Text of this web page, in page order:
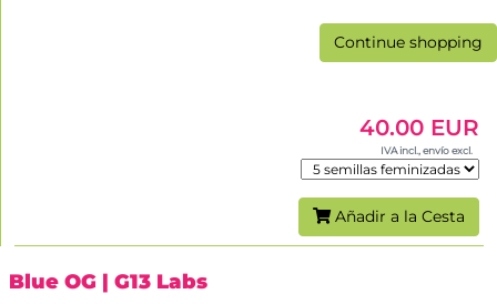
Continue shopping
40.00 EUR
IVA incl., envío excl.
Añadir a la Cesta
Blue OG | G13 Labs